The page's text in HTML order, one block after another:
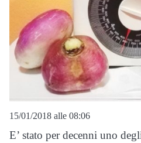
15/01/2018 alle 08:06
E’ stato per decenni uno